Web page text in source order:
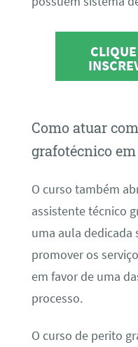
Como atuar
grafotécnico
O curso também
assistente técnico
uma aula dedicada
promover os
em favor de uma
processo.
O curso de perito